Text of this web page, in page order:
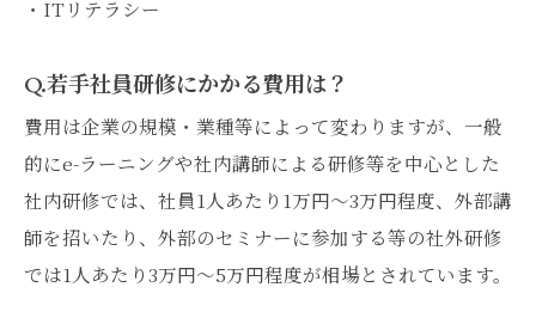
・ITリテラシー
Q.若手社員研修にかかる費用は？
費用は企業の規模・業種等によって変わりますが、一般
的にe-ラーニングや社内講師による研修等を中心とした
社内研修では、社員1人あたり1万円～3万円程度、外部講
師を招いたり、外部のセミナーに参加する等の社外研修
では1人あたり3万円～5万円程度が相場とされています。